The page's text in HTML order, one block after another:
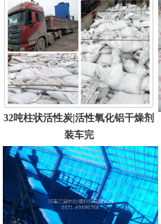
32吨柱状活性炭|活性氧化铝干燥剂
装车完